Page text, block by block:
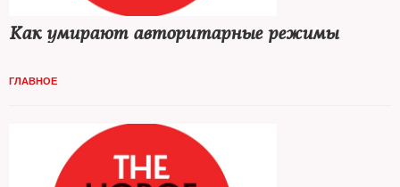
Как умирают авторитарные режимы
ГЛАВНОЕ